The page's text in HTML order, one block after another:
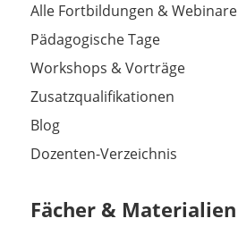
Alle Fortbildungen & Webinare
Pädagogische Tage
Workshops & Vorträge
Zusatzqualifikationen
Blog
Dozenten-Verzeichnis
Fächer & Materialien